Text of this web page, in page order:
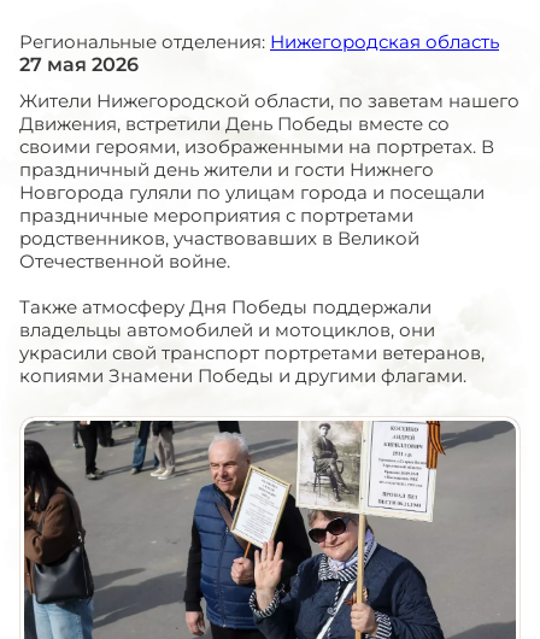
Региональные отделения: Нижегородская область
27 мая 2026
Жители Нижегородской области, по заветам нашего
Движения, встретили День Победы вместе со
своими героями, изображенными на портретах. В
праздничный день жители и гости Нижнего
Новгорода гуляли по улицам города и посещали
праздничные мероприятия с портретами
родственников, участвовавших в Великой
Отечественной войне.
Также атмосферу Дня Победы поддержали
владельцы автомобилей и мотоциклов, они
украсили свой транспорт портретами ветеранов,
копиями Знамени Победы и другими флагами.